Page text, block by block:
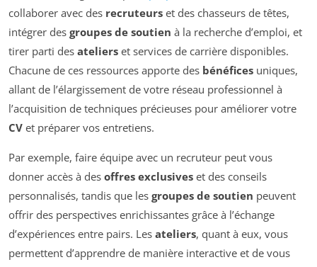
collaborer avec des recruteurs et des chasseurs de têtes,
intégrer des groupes de soutien à la recherche d’emploi, et
tirer parti des ateliers et services de carrière disponibles.
Chacune de ces ressources apporte des bénéfices uniques,
allant de l’élargissement de votre réseau professionnel à
l’acquisition de techniques précieuses pour améliorer votre
CV et préparer vos entretiens.
Par exemple, faire équipe avec un recruteur peut vous
donner accès à des offres exclusives et des conseils
personnalisés, tandis que les groupes de soutien peuvent
offrir des perspectives enrichissantes grâce à l’échange
d’expériences entre pairs. Les ateliers, quant à eux, vous
permettent d’apprendre de manière interactive et de vous